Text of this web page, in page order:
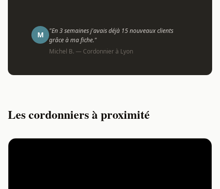
M
"En 3 semaines j'avais déjà 15 nouveaux clients
grâce à ma fiche."
Michel B. — Cordonnier à Lyon
Les cordonniers à proximité